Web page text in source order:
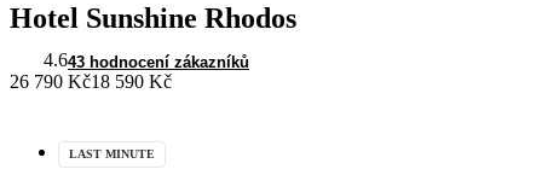
Hotel Sunshine Rhodos
4.643 hodnocení zákazníků
26 790 Kč18 590 Kč
LAST MINUTE